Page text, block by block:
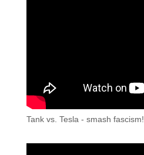
Tank vs. Tesla - smash fascism!